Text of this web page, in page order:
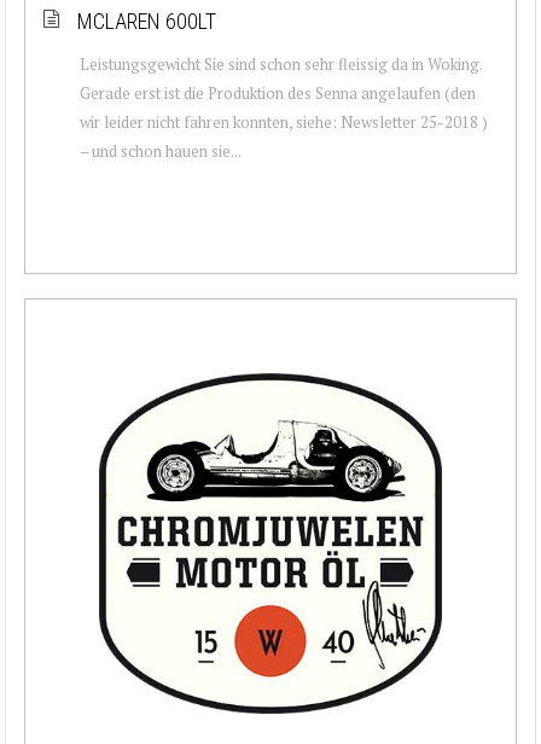
MCLAREN 600LT
Leistungsgewicht Sie sind schon sehr fleissig da in Woking.
Gerade erst ist die Produktion des Senna angelaufen (den
wir leider nicht fahren konnten, siehe: Newsletter 25-2018 )
– und schon hauen sie...